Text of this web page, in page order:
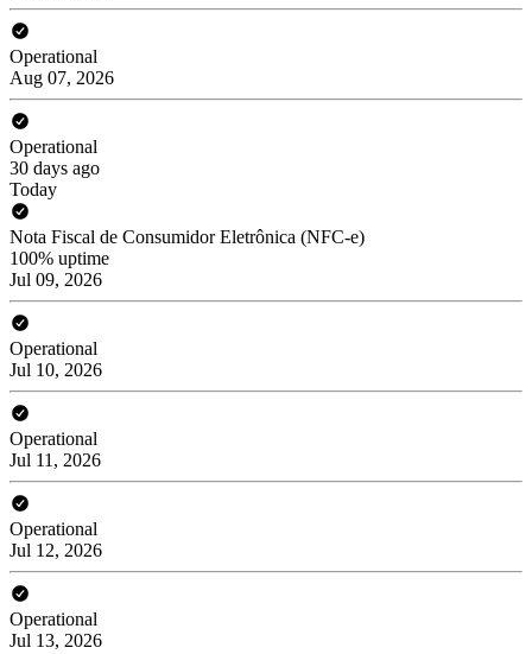
Operational
Aug 07, 2026
Operational
30 days ago
Today
Nota Fiscal de Consumidor Eletrônica (NFC-e)
100% uptime
Jul 09, 2026
Operational
Jul 10, 2026
Operational
Jul 11, 2026
Operational
Jul 12, 2026
Operational
Jul 13, 2026